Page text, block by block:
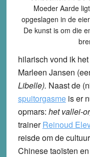
Moeder Aarde
opgeslagen in de
De kunst is om die
hilarisch vond ik
Marleen Jansen
Libelle). Naast de
spuitorgasmeis er
opmars: het vallei-
trainerReinoud
reisde om de
Chinese taoïsten